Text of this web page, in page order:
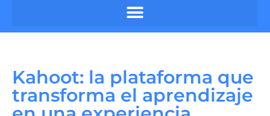
Kahoot: la plataforma que
transforma el aprendizaje